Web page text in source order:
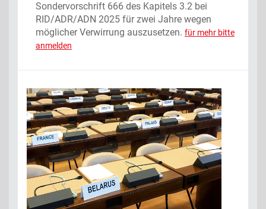
Sondervorschrift 666 des Kapitels 3.2 bei
RID/ADR/ADN 2025 für zwei Jahre wegen
möglicher Verwirrung auszusetzen. für mehr bitte
anmelden